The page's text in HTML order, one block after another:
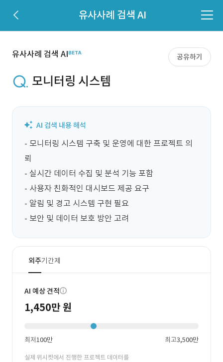
유사사례 검색 AI
유사사례 검색 AI 공유하기
모니터링 시스템
- 모니터링 시스템 구축 및 운영에 대한 프로젝트 의
뢰
- 실시간 데이터 수집 및 분석 기능 포함
- 사용자 친화적인 대시보드 제공 요구
- 알림 및 경고 시스템 구현 필요
- 보안 및 데이터 보호 방안 고려
외주기간제
AI 예상 견적
1,450만 원
최저100만 최고3,500만
실제 위시켓에서 진행한 프로젝트 데이터를